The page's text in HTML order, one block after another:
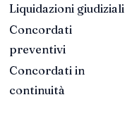
Liquidazioni giudiziali
Concordati
preventivi
Concordati in
continuità